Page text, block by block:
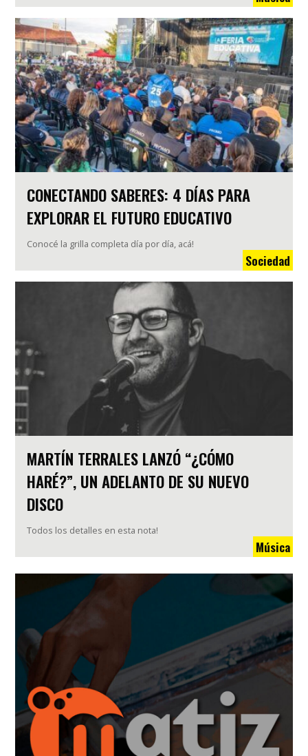
CONECTANDO SABERES: 4 DÍAS PARA
EXPLORAR EL FUTURO EDUCATIVO
Conocé la grilla completa día por día, acá!
Sociedad
MARTÍN TERRALES LANZÓ “¿CÓMO
HARÉ?”, UN ADELANTO DE SU NUEVO
DISCO
Todos los detalles en esta nota!
Música